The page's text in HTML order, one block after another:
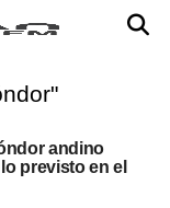
andino
previsto en el